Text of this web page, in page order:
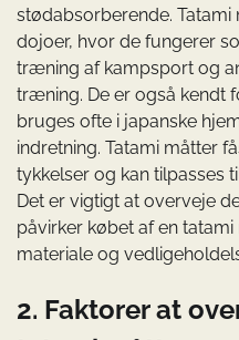
stødabsorberende.
dojoer, hvor de fungerer
træning af kampsport og
træning. De er også kendt
bruges ofte i japanske
indretning. Tatami måtter
tykkelser og kan tilpasses
Det er vigtigt at overveje
påvirker købet af en
materiale og
2. Faktorer at